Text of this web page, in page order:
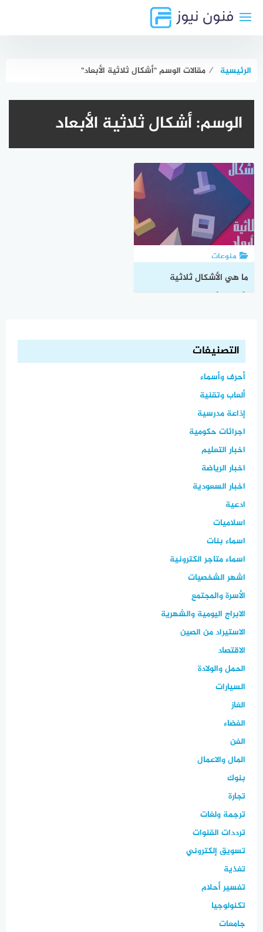
الرئيسية ⁄ مقالات الوسم "أشكال ثلاثية الأبعاد"
الوسم:أشكال ثلاثية الأبعاد
منوعات
ما هي الأشكال ثلاثية
التصنيفات
أحرف وأسماء
ألعاب وتقنية
إذاعة مدرسية
اجرائات حكومية
اخبار التعليم
اخبار الرياضة
اخبار السعودية
ادعية
اسلاميات
اسماء بنات
اسماء متاجر الكترونية
اشهر الشخصيات
الأسرة والمجتمع
الابراج اليومية والشهرية
الاستيراد من الصين
الاقتصاد
الحمل والولادة
السيارات
الغاز
الفضاء
الفن
المال والاعمال
بنوك
تجارة
ترجمة ولغات
ترددات القنوات
تسويق إلكتروني
تغذية
تفسير أحلام
تكنولوجيا
جامعات